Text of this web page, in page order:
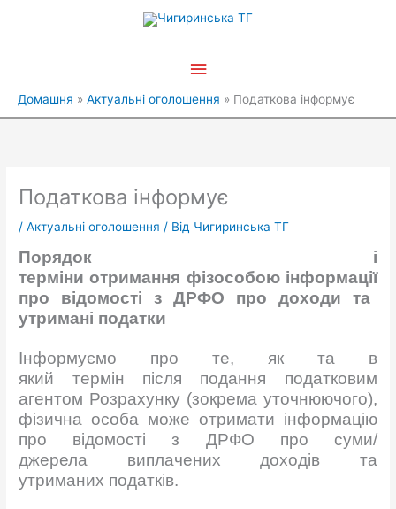
Головне
Домашня Актуальні оголошення Податкова інформує
Податкова інформує
/Актуальні оголошення / Від Чигиринська ТГ
Порядок і
терміни отримання фізособою інформації
про відомості з ДРФО про доходи та
утримані податки
Інформуємо про те, як та в
який термін після подання податковим
агентом Розрахунку (зокрема уточнюючого),
фізична особа може отримати інформацію
про відомості з ДРФО про суми/
джерела виплачених доходів та
утриманих податків.